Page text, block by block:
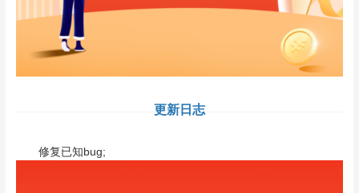
更新日志
修复已知bug;